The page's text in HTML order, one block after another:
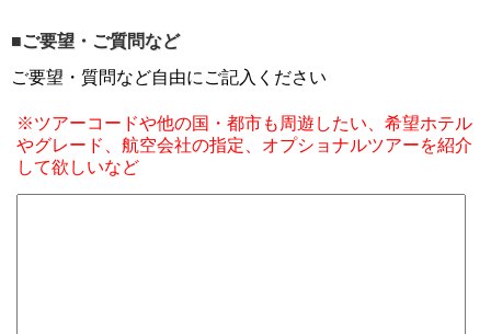
■ご要望・ご質問など
ご要望・質問など自由にご記入ください
※ツアーコードや他の国・都市も周遊したい、希望ホテル
やグレード、航空会社の指定、オプショナルツアーを紹介
して欲しいなど